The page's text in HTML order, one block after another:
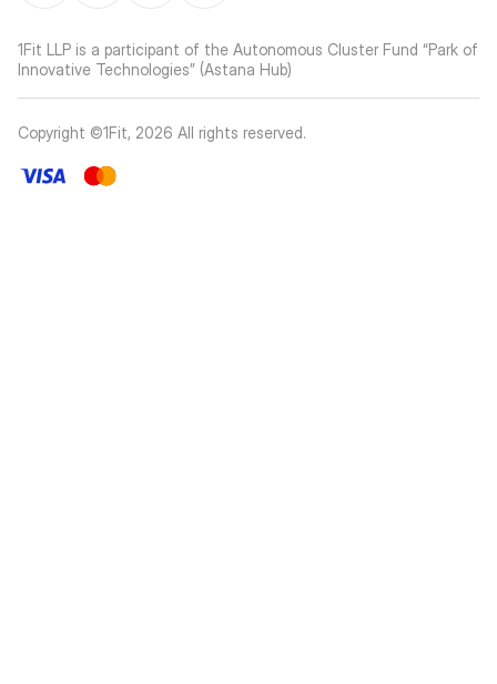
1Fit LLP is a participant of the Autonomous Cluster Fund “Park of
Innovative Technologies” (Astana Hub)
Copyright ©1Fit, 2026 All rights reserved.